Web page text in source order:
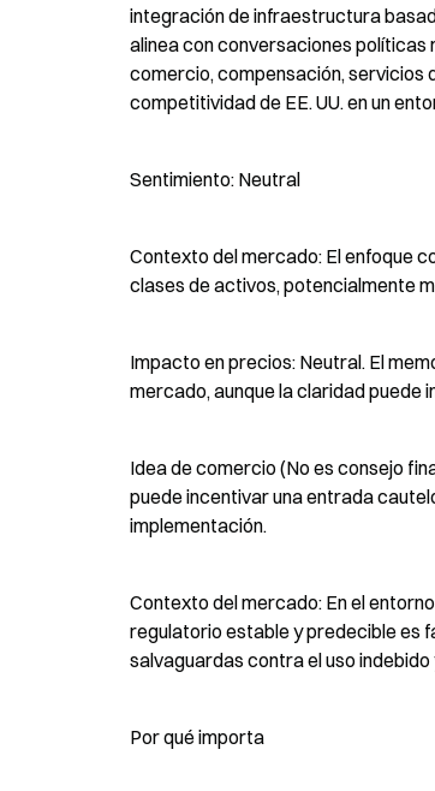
integración de infraestructura
alinea con conversaciones
comercio, compensación, servicios
competitividad de EE. UU. en un
Sentimiento: Neutral
Contexto del mercado: El enfoque
clases de activos, potencialmente
Impacto en precios: Neutral. El
mercado, aunque la claridad puede
Idea de comercio (No es consejo
puede incentivar una entrada
implementación.
Contexto del mercado: En el
regulatorio estable y predecible es
salvaguardas contra el uso
Por qué importa